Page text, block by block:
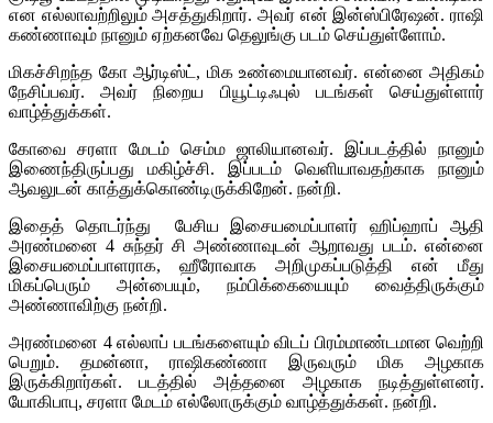
என எல்லாவற்றிலும் அசத்துகிறார். அவர் என் இன்ஸ்பிரேஷன். ராஷி
கண்ணாவும் நானும் ஏற்கனவே தெலுங்கு படம் செய்துள்ளோம்.
மிகச்சிறந்த கோ ஆர்டிஸ்ட், மிக உண்மையானவர். என்னை அதிகம்
நேசிப்பவர். அவர் நிறைய பியூட்டிஃபுல் படங்கள் செய்துள்ளார்
வாழ்த்துக்கள்.
கோவை சரளா மேடம் செம்ம ஜாலியானவர். இப்படத்தில் நானும்
இணைந்திருப்பது மகிழ்ச்சி. இப்படம் வெளியாவதற்காக நானும்
ஆவலுடன் காத்துக்கொண்டிருக்கிறேன். நன்றி.
இதைத் தொடர்ந்து பேசிய இசையமைப்பாளர் ஹிப்ஹாப் ஆதி
அரண்மனை 4 சுந்தர் சி அண்ணாவுடன் ஆறாவது படம். என்னை
இசையமைப்பாளராக, ஹீரோவாக அறிமுகப்படுத்தி என் மீது
மிகப்பெரும் அன்பையும், நம்பிக்கையையும் வைத்திருக்கும்
அண்ணாவிற்கு நன்றி.
அரண்மனை 4 எல்லாப் படங்களையும் விடப் பிரம்மாண்டமான வெற்றி
பெறும். தமன்னா, ராஷிகண்ணா இருவரும் மிக அழகாக
இருக்கிறார்கள். படத்தில் அத்தனை அழகாக நடித்துள்ளனர்.
யோகிபாபு, சரளா மேடம் எல்லோருக்கும் வாழ்த்துக்கள். நன்றி.